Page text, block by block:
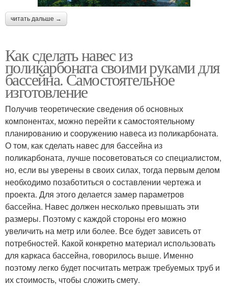
читать дальше →
Как сделать навес из
поликарбоната своими руками для
бассейна. Самостоятельное
изготовление
Получив теоретические сведения об основных
компонентах, можно перейти к самостоятельному
планированию и сооружению навеса из поликарбоната.
О том, как сделать навес для бассейна из
поликарбоната, лучше посоветоваться со специалистом,
но, если вы уверены в своих силах, тогда первым делом
необходимо позаботиться о составлении чертежа и
проекта. Для этого делается замер параметров
бассейна. Навес должен несколько превышать эти
размеры. Поэтому с каждой стороны его можно
увеличить на метр или более. Все будет зависеть от
потребностей. Какой конкретно материал использовать
для каркаса бассейна, говорилось выше. Именно
поэтому легко будет посчитать метраж требуемых труб и
их стоимость, чтобы сложить смету.